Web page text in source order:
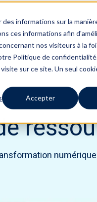
informations sur la
ces informations afin
nos visiteurs à la
Politique de
sur ce site. Un seul
Accepter